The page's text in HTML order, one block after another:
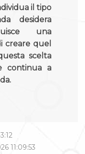
il tipo
desidera
una
creare quel
scelta
continua a
11:09:53